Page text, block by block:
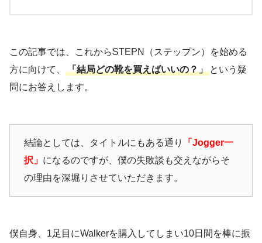
この記事では、これからSTEPN（ステップン）を始める
方に向けて、
「結局どの靴を買えばいいの？」
という疑
問にお答えします。
結論としては、タイトルにもある通り
「Jogger一
択」 になるのですが、僕の失敗談も交えながらそ
の理由を深堀りさせていただきます。
僕自身、1足目にWalkerを購入してしまい10日間を棒に振